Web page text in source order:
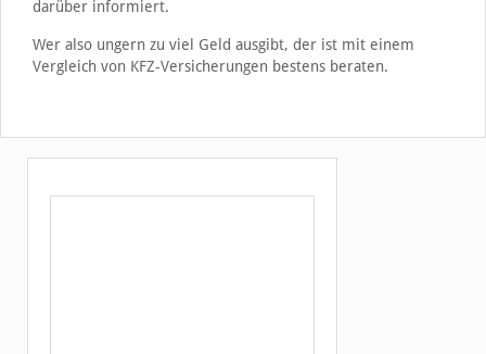
darüber informiert.
Wer also ungern zu viel Geld ausgibt, der ist mit einem
Vergleich von KFZ-Versicherungen bestens beraten.